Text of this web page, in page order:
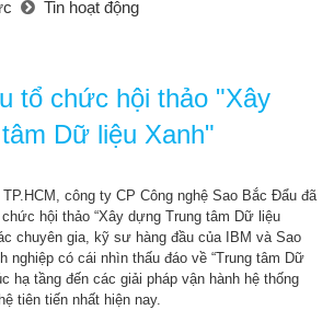
Tin hoạt động
tổ chức hội thảo "Xây
Dữ liệu Xanh"
công ty CP Công nghệ Sao Bắc Đẩu đã
hội thảo “Xây dựng Trung tâm Dữ liệu
chuyên gia, kỹ sư hàng đầu của IBM và Sao
nghiệp có cái nhìn thấu đáo về “Trung tâm Dữ
hạ tầng đến các giải pháp vận hành hệ thống
tiên tiến nhất hiện nay.